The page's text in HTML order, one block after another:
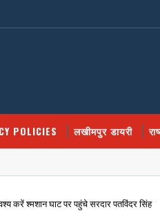
POLICIES लखीमपुर डायरी
करें श्मशान घाट पर पहुंचे सरदार पतविंदर सिंह